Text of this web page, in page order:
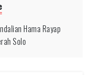
Hama Rayap
Solo